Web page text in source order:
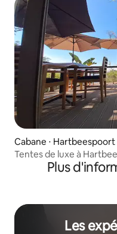
Cabane ⋅ Hartbeespoort
Tentes de luxe à
Plus
Les